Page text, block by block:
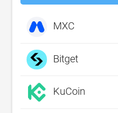
MXC
Bitget
KuCoin